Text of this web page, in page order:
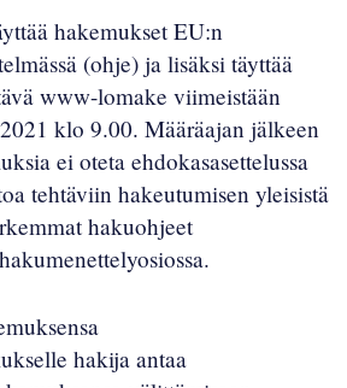
hakemuksetEU:n
(ohje) ja lisäksi täyttää
www-lomake viimeistään
klo 9.00. Määräajan jälkeen
ei oteta ehdokasasettelussa
tehtäviin hakeutumisen yleisistä
hakuohjeet
hakumenettelyosiossa.
hakija antaa